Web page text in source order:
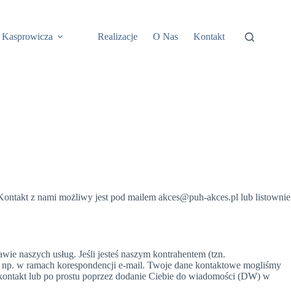
Realizacje O Nas Kontakt
z nami możliwy jest pod mailem akces@puh-akces.pl lub listownie
naszych usług. Jeśli jesteś naszym kontrahentem (tzn.
w ramach korespondencji e-mail. Twoje dane kontaktowe mogliśmy
lub po prostu poprzez dodanie Ciebie do wiadomości (DW) w